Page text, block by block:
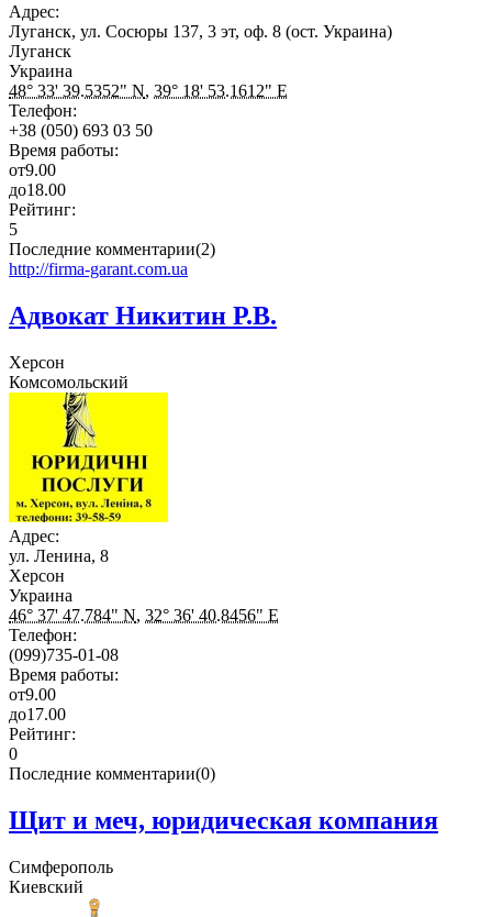
Адрес:
Луганск, ул. Сосюры 137, 3 эт, оф. 8 (ост. Украина)
Луганск
Украина
48° 33' 39.5352" N, 39° 18' 53.1612" E
Телефон:
+38 (050) 693 03 50
Время работы:
от9.00
до18.00
Рейтинг:
5
Последние комментарии(2)
http://firma-garant.com.ua
Адвокат Никитин Р.В.
Херсон
Комсомольский
Адрес:
ул. Ленина, 8
Херсон
Украина
46° 37' 47.784" N, 32° 36' 40.8456" E
Телефон:
(099)735-01-08
Время работы:
от9.00
до17.00
Рейтинг:
0
Последние комментарии(0)
Щит и меч, юридическая компания
Симферополь
Киевский